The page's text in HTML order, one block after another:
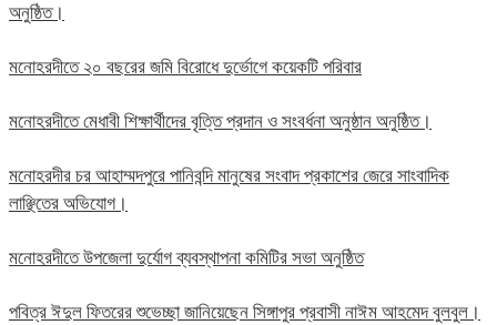
অনুষ্ঠিত।
মনোহরদীতে ২০ বছরের জমি বিরোধে দুর্ভোগে কয়েকটি পরিবার
মনোহরদীতে মেধাবী শিক্ষার্থীদের বৃত্তি প্রদান ও সংবর্ধনা অনুষ্ঠান অনুষ্ঠিত।
মনোহরদীর চর আহাম্মদপুরে পানিবন্দি মানুষের সংবাদ প্রকাশের জেরে সাংবাদিক
লাঞ্ছিতের অভিযোগ।
মনোহরদীতে উপজেলা দুর্যোগ ব্যবস্থাপনা কমিটির সভা অনুষ্ঠিত
পবিত্র ঈদুল ফিতরের শুভেচ্ছা জানিয়েছেন সিঙ্গাপুর প্রবাসী নাঈম আহমেদ বুলবুল।